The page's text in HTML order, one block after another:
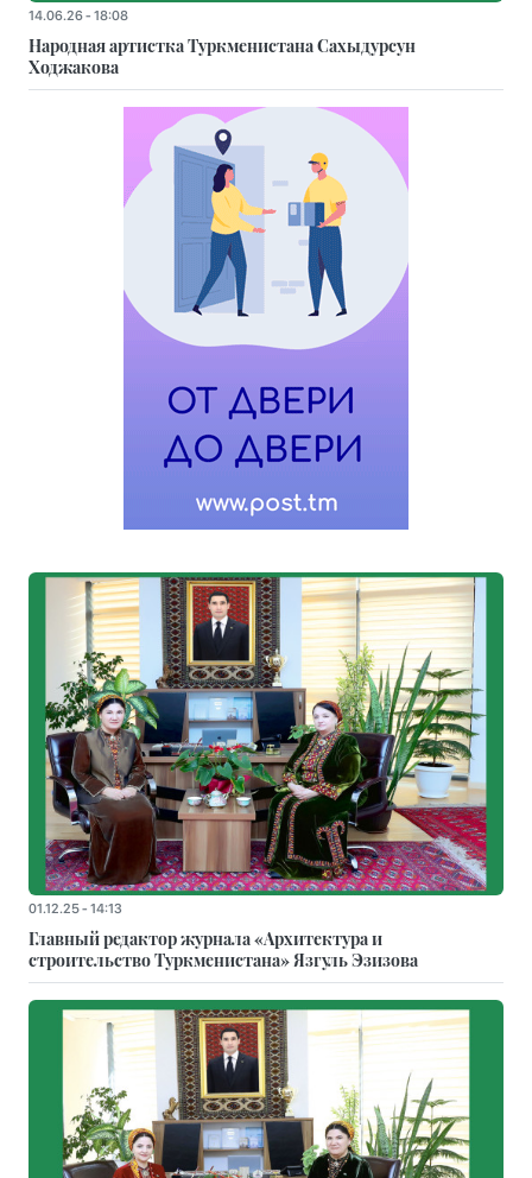
14.06.26 - 18:08
Народная артистка Туркменистана Сахыдурсун
Ходжакова
01.12.25 - 14:13
Главный редактор журнала «Архитектура и
строительство Туркменистана» Язгуль Эзизова